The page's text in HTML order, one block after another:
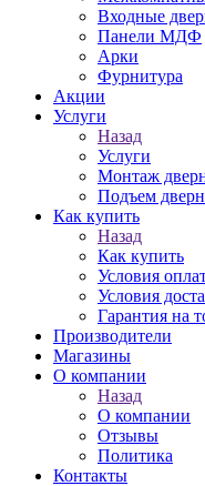
Входные
Панели МДФ
Арки
Фурнитура
Акции
Услуги
Назад
Услуги
Монтаж
Подъем
Как купить
Назад
Как купить
Условия
Условия
Гарантия на
Производители
Магазины
О компании
Назад
О компании
Отзывы
Политика
Контакты